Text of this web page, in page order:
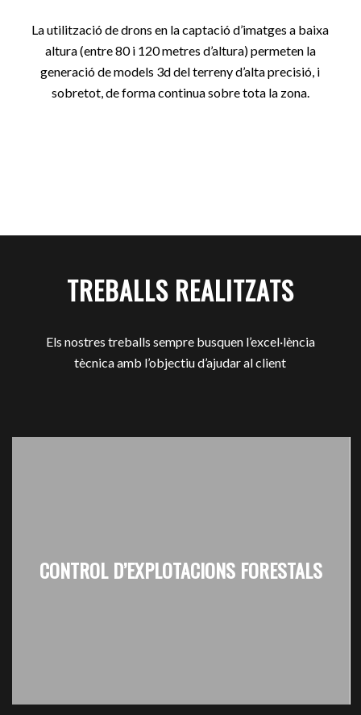
La utilització de drons en la captació d’imatges a baixa
altura (entre 80 i 120 metres d’altura) permeten la
generació de models 3d del terreny d’alta precisió, i
sobretot, de forma continua sobre tota la zona.
TREBALLS REALITZATS
Els nostres treballs sempre busquen l’excel·lència
tècnica amb l’objectiu d’ajudar al client
CONTROL D’EXPLOTACIONS FORESTALS